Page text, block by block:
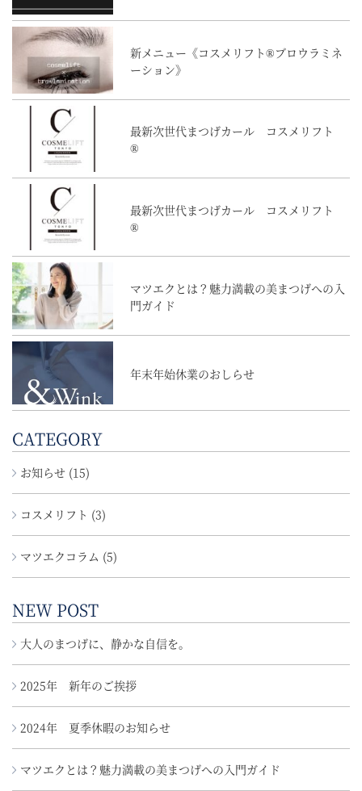
新メニュー《コスメリフト®︎ブロウラミネ
ーション》
最新次世代まつげカール コスメリフト
®
最新次世代まつげカール コスメリフト
®
マツエクとは？魅力満載の美まつげへの入
門ガイド
年末年始休業のおしらせ
CATEGORY
お知らせ (15)
コスメリフト (3)
マツエクコラム (5)
NEW POST
大人のまつげに、静かな自信を。
2025年 新年のご挨拶
2024年 夏季休暇のお知らせ
マツエクとは？魅力満載の美まつげへの入門ガイド